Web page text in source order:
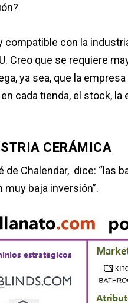
con la
Creo que se requiere
ya sea, que la
cada tienda, el stock, la
CERÁMICA
de Chalendar, dice: “las
baja inversión”.